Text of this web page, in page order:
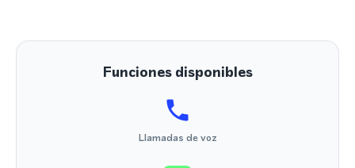
Funciones disponibles
Llamadas de voz